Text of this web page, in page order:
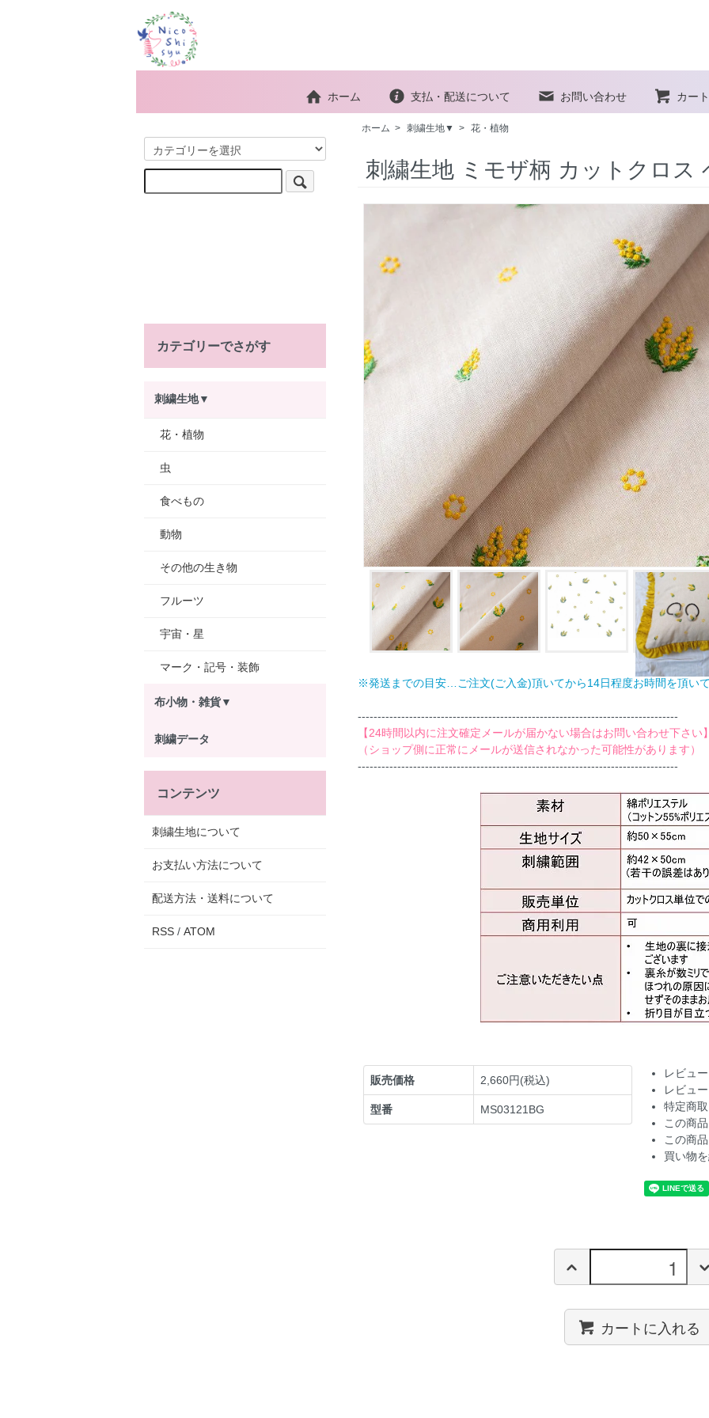
ホーム 支払・配送について お問い合わせ カー
ホーム > 刺繍生地▼ > 花・植物
刺繍生地 ミモザ柄 カットクロス
※発送までの目安…ご注文(ご入金)頂いてから14日程度お時間を頂い
‐‐‐‐‐‐‐‐‐‐‐‐‐‐‐‐‐‐‐‐‐‐‐‐‐‐‐‐‐‐‐‐‐‐‐‐‐‐‐‐‐‐‐‐‐‐‐‐‐‐‐‐‐‐‐‐‐‐‐‐‐‐‐‐‐‐‐‐‐‐‐‐‐‐‐‐‐‐‐‐‐
【24時間以内に注文確定メールが届かない場合はお問い合わせ下さい
（ショップ側に正常にメールが送信されなかった可能性があります）
‐‐‐‐‐‐‐‐‐‐‐‐‐‐‐‐‐‐‐‐‐‐‐‐‐‐‐‐‐‐‐‐‐‐‐‐‐‐‐‐‐‐‐‐‐‐‐‐‐‐‐‐‐‐‐‐‐‐‐‐‐‐‐‐‐‐‐‐‐‐‐‐‐‐‐‐‐‐‐‐‐
販売価格 2,660円(税込)
型番 MS03121BG
レビュ
レビュ
特定商
この商
この商
買い物
カートに入れる
カテゴリーでさがす
刺繍生地▼
花・植物
虫
食べもの
動物
その他の生き物
フルーツ
宇宙・星
マーク・記号・装飾
布小物・雑貨▼
刺繍データ
コンテンツ
刺繍生地について
お支払い方法について
配送方法・送料について
RSS / ATOM